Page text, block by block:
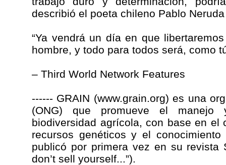
describió el poeta chileno Pablo Neruda
“Ya vendrá un día en que
hombre, y todo para todos será, como
– Third World Network Features
------ GRAIN (www.grain.org) es una
(ONG) que promueve el
biodiversidad agrícola, con base en el
recursos genéticos y el
publicó por primera vez en su revista
don’t sell yourself...”).